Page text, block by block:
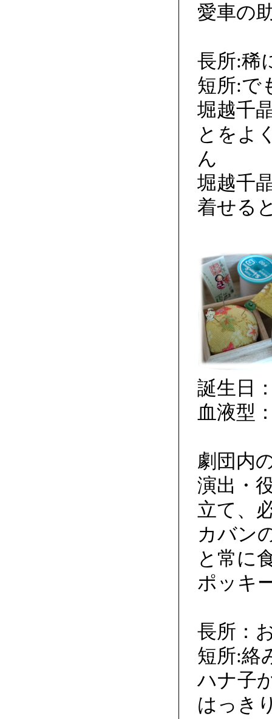
愛車の
長所:稀
短所:で
堀越千
とをよ
ん
堀越千
着せる
誕生日
血液型
劇団内
演出・
立て、
カバン
と常に
ポッキ
長所：
短所:絡
ハナ子
はっき